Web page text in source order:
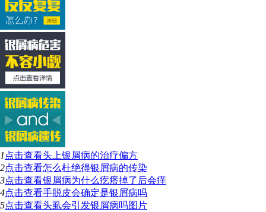
1 点击查看头上银屑病的治疗偏方
2点击查看怎么杜绝得银屑病的传染
3点击查看银屑病为什么疙瘩掉了后会痒
4点击查看手脱皮会确定是银屑病吗
5点击查看头虱会引发银屑病吗图片